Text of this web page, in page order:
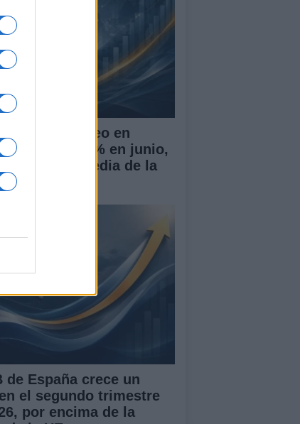
de desempleo en
baja al 10,1% en junio,
de la media de la
de España crece un
el segundo trimestre
por encima de la